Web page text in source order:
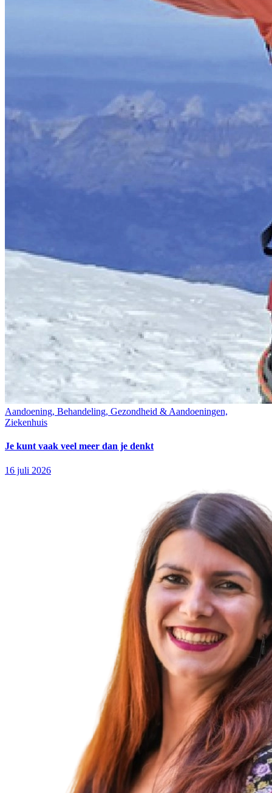
Aandoening, Behandeling, Gezondheid & Aandoeningen,
Ziekenhuis
Je kunt vaak veel meer dan je denkt
16 juli 2026